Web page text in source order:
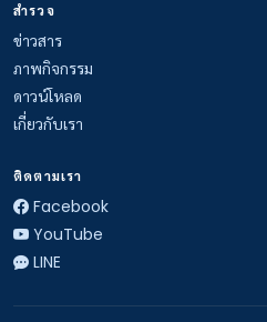
สำรวจ
ข่าวสาร
ภาพกิจกรรม
ดาวน์โหลด
เกี่ยวกับเรา
ติดตามเรา
Facebook
YouTube
LINE